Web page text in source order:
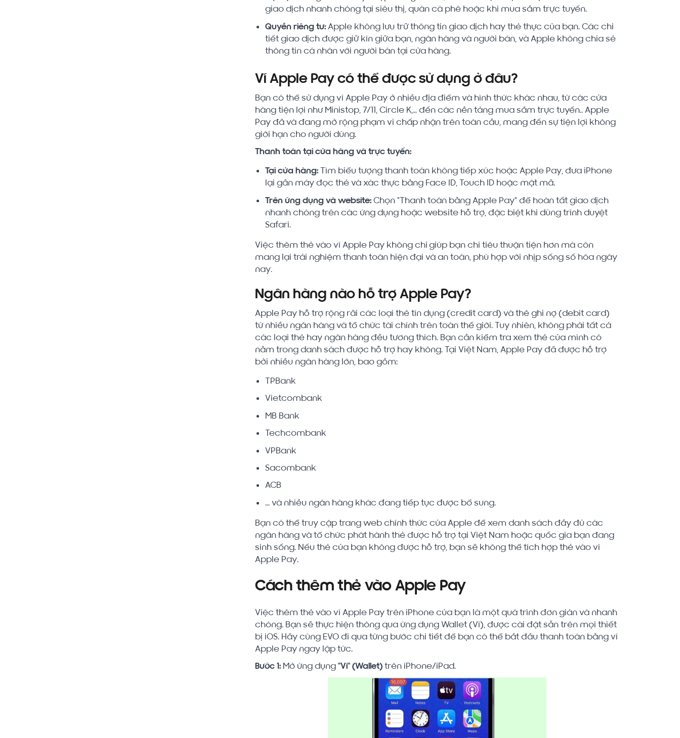
giao dịch nhanh chóng tại siêu thị, quán cà phê hoặc khi mua sắm trực tuyến.
Quyền riêng tư:Apple không lưu trữ thông tin giao dịch hay thẻ thực của bạn. Các chi
tiết giao dịch được giữ kín giữa bạn, ngân hàng và người bán, và Apple không chia sẻ
thông tin cá nhân với người bán tại cửa hàng.
Ví Apple Pay có thể được sử dụng ở đâu?
Bạn có thể sử dụng ví Apple Pay ở nhiều địa điểm và hình thức khác nhau, từ các cửa
hàng tiện lợi như Ministop, 7/11, Circle K,… đến các nền tảng mua sắm trực tuyến.. Apple
Pay đã và đang mở rộng phạm vi chấp nhận trên toàn cầu, mang đến sự tiện lợi không
giới hạn cho người dùng.
Thanh toán tại cửa hàng và trực tuyến:
Tại cửa hàng:Tìm biểu tượng thanh toán không tiếp xúc hoặc Apple Pay, đưa iPhone
lại gần máy đọc thẻ và xác thực bằng Face ID, Touch ID hoặc mật mã.
Trên ứng dụng và website:Chọn "Thanh toán bằng Apple Pay" để hoàn tất giao dịch
nhanh chóng trên các ứng dụng hoặc website hỗ trợ, đặc biệt khi dùng trình duyệt
Safari.
Việc thêm thẻ vào ví Apple Pay không chỉ giúp bạn chi tiêu thuận tiện hơn mà còn
mang lại trải nghiệm thanh toán hiện đại và an toàn, phù hợp với nhịp sống số hóa ngày
nay.
Ngân hàng nào hỗ trợ Apple Pay?
Apple Pay hỗ trợ rộng rãi các loại thẻ tín dụng (credit card) và thẻ ghi nợ (debit card)
từ nhiều ngân hàng và tổ chức tài chính trên toàn thế giới. Tuy nhiên, không phải tất cả
các loại thẻ hay ngân hàng đều tương thích. Bạn cần kiểm tra xem thẻ của mình có
nằm trong danh sách được hỗ trợ hay không. Tại Việt Nam, Apple Pay đã được hỗ trợ
bởi nhiều ngân hàng lớn, bao gồm:
TPBank
Vietcombank
MB Bank
Techcombank
VPBank
Sacombank
ACB
... và nhiều ngân hàng khác đang tiếp tục được bổ sung.
Bạn có thể truy cập trang web chính thức của Apple để xem danh sách đầy đủ các
ngân hàng và tổ chức phát hành thẻ được hỗ trợ tại Việt Nam hoặc quốc gia bạn đang
sinh sống. Nếu thẻ của bạn không được hỗ trợ, bạn sẽ không thể tích hợp thẻ vào ví
Apple Pay.
Cách thêm thẻ vào Apple Pay
Việc thêm thẻ vào ví Apple Pay trên iPhone của bạn là một quá trình đơn giản và nhanh
chóng. Bạn sẽ thực hiện thông qua ứng dụng Wallet (Ví), được cài đặt sẵn trên mọi thiết
bị iOS. Hãy cùng EVO đi qua từng bước chi tiết để bạn có thể bắt đầu thanh toán bằng ví
Apple Pay ngay lập tức.
Bước 1: Mở ứng dụng"Ví" (Wallet)trên iPhone/iPad.